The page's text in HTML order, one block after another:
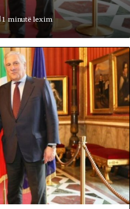
1 minutë lexim